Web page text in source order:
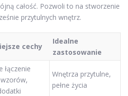
całość. Pozwoli to na stworzenie
przytulnych wnętrz.
cechy
Idealne
zastosowanie
łączenie
Wnętrza przytulne,
pełne życia